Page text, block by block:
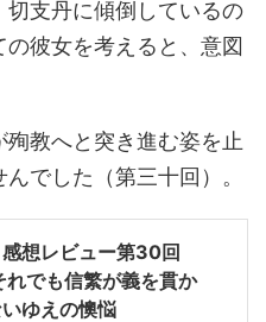
支丹に傾倒しているの
彼女を考えると、意図
教へと突き進む姿を止
でした（第三十回）。
感想レビュー第30回
れでも信繁が義を貫か
ゆえの懊悩